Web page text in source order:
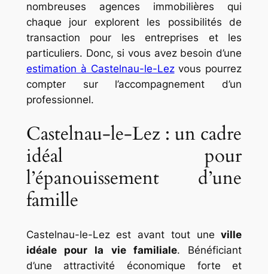
nombreuses agences immobilières qui
chaque jour explorent les possibilités de
transaction pour les entreprises et les
particuliers. Donc, si vous avez besoin d’une
estimation à Castelnau-le-Lezvous pourrez
compter sur l’accompagnement d’un
professionnel.
Castelnau-le-Lez : un cadre
idéal pour
l’épanouissement d’une
famille
Castelnau-le-Lez est avant tout uneville
idéale pour la vie familiale. Bénéficiant
d’une attractivité économique forte et